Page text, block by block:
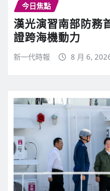
今日焦點
漢光演習南部防務
證跨海機動力
新一代時報 8 月 6,